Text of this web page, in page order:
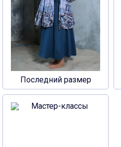
Последний размер